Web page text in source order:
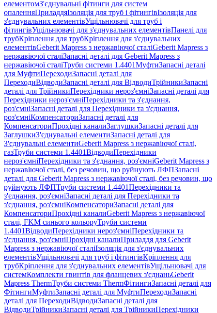
елементомЗ'єднувальні фітинги для систем
опаленняПриладдяІзоляція для труб і фітингівІзоляція для
з'єднувальних елементівУщільнювачі для труб і
фітингівУщільнювачі для з'єднувальних елементівПанелі для
трубКріплення для трубКріплення для з'єднувальних
елементівGeberit Mapress з нержавіючої сталіGeberit Mapress з
нержавіючої сталіЗапасні деталі для Geberit Mapress з
нержавіючої сталіТруби системи 1.4401МуфтиЗапасні деталі
для МуфтиПереходиЗапасні деталі для
ПереходиВідводиЗапасні деталі для ВідводиТрійникиЗапасні
деталі для ТрійникиПерехідники нероз'ємніЗапасні деталі для
Перехідники нероз'ємніПерехідники та з'єднання,
роз'ємніЗапасні деталі для Перехідники та з'єднання,
роз'ємніКомпенсаториЗапасні деталі для
КомпенсаториПрохідні каналиЗаглушкиЗапасні деталі для
ЗаглушкиЗ'єднувальні елементиЗапасні деталі для
З'єднувальні елементиGeberit Mapress з нержавіючої сталі,
газТруби системи 1.4401ВідводиПерехідники
нероз'ємніПерехідники та з'єднання, роз'ємніGeberit Mapress з
нержавіючої сталі, без речовин, що руйнують ЛФПЗапасні
деталі для Geberit Mapress з нержавіючої сталі, без речовин, що
руйнують ЛФПТруби системи 1.4401Перехідники та
з'єднання, роз'ємніЗапасні деталі для Перехідники та
з'єднання, роз'ємніКомпенсаториЗапасні деталі для
КомпенсаториПрохідні каналиGeberit Mapress з нержавіючої
сталі, FKM синього кольоруТруби системи
1.4401ВідводиПерехідники нероз'ємніПерехідники та
з'єднання, роз'ємніПрохідні каналиПриладдя для Geberit
Mapress з нержавіючої сталіІзоляція для з'єднувальних
елементівУщільнювачі для труб і фітингівКріплення для
трубКріплення для з'єднувальних елементівУщільнювачі для
системКомплекти гвинтів для фланцевих з'єднаньGeberit
Mapress ThermТруби системи ThermФітингиЗапасні деталі для
ФітингиМуфтиЗапасні деталі для МуфтиПереходиЗапасні
деталі для ПереходиВідводиЗапасні деталі для
ВідводиТрійникиЗапасні деталі для ТрійникиПерехідники